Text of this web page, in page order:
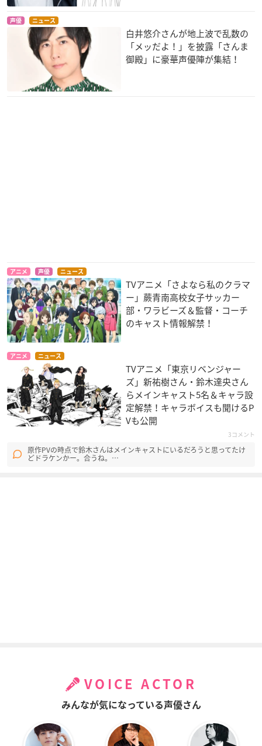
みにとじ
柳瀬舞衣 エリー
女の奴隷魔術
レム・ガレウ
あにトレ！XX ～ひと
つ屋根の下で～
樋口えり
の巨人
ドミナ・ドーシ
ちゃん
ギャル子
あにトレ！EX
樋口えり
劇場編集版 かくしご
と ―ひめごとはなん
ですか―
どるふろ -癒し編2-
AK-12
声優 ニュース
白井悠介さんが地上波で乱数の
「メッだよ！」を披露「さんま
御殿」に豪華声優陣が集結！
アニメ 声優 ニュース
TVアニメ「さよなら私のクラマ
ー」蕨青南高校女子サッカー
部・ワラビーズ＆監督・コーチ
のキャスト情報解禁！
アニメ ニュース
TVアニメ「東京リベンジャー
ズ」新祐樹さん・鈴木達央さん
らメインキャスト5名＆キャラ設
定解禁！キャラボイスも聞けるP
Vも公開
3コメント
原作PVの時点で鈴木さんはメインキャストにいるだろうと思ってたけ
どドラケンかー。合うね。…
VOICE ACTOR
みんなが気になっている声優さん